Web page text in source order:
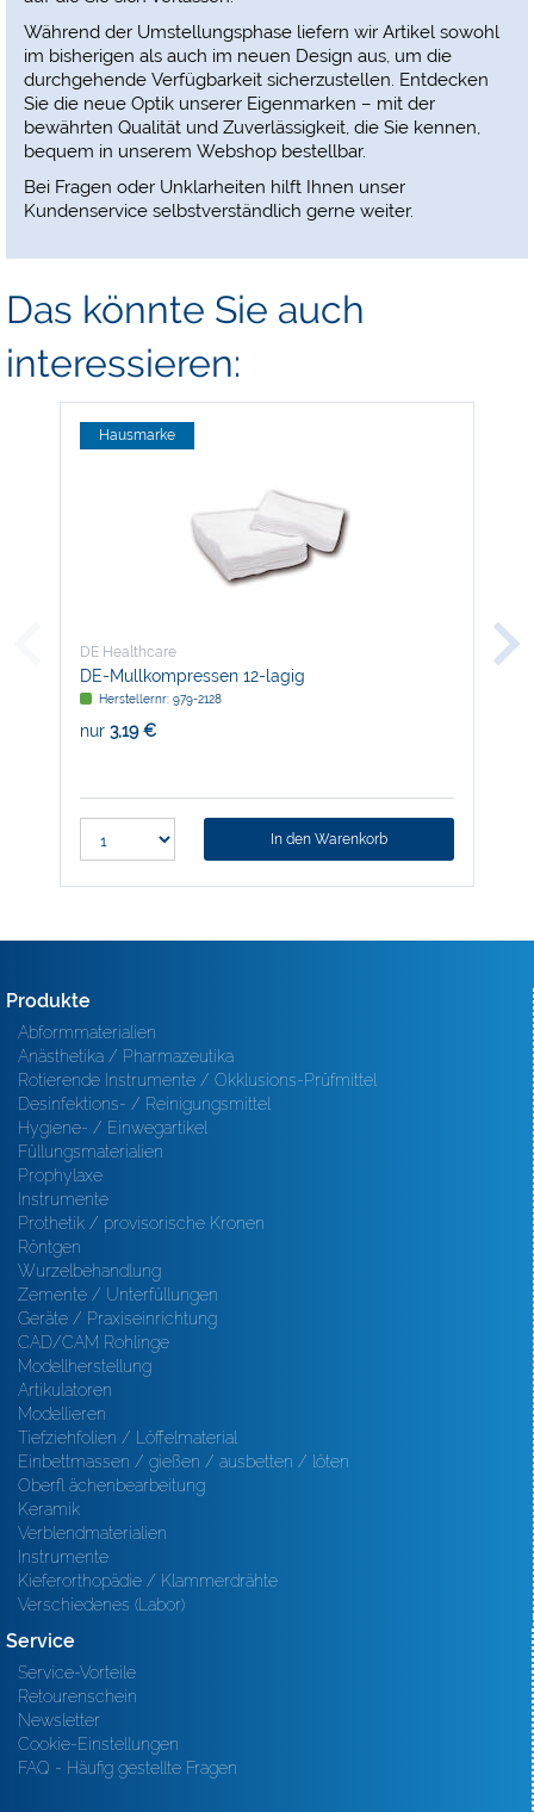
Während der Umstellungsphase liefern wir Artikel sowohl
im bisherigen als auch im neuen Design aus, um die
durchgehende Verfügbarkeit sicherzustellen. Entdecken
Sie die neue Optik unserer Eigenmarken – mit der
bewährten Qualität und Zuverlässigkeit, die Sie kennen,
bequem in unserem Webshop bestellbar.
Bei Fragen oder Unklarheiten hilft Ihnen unser
Kundenservice selbstverständlich gerne weiter.
Das könnte Sie auch
interessieren:
Hausmarke
DE Healthcare
DE-Mullkompressen 12-lagig
Herstellernr: 979-2128
nur 3,19 €
In den Warenkorb
DE
Produkte
Abformmaterialien
Anästhetika / Pharmazeutika
Rotierende Instrumente / Okklusions-Prüfmittel
Desinfektions- / Reinigungsmittel
Hygiene- / Einwegartikel
Füllungsmaterialien
Prophylaxe
Instrumente
Prothetik / provisorische Kronen
Röntgen
Wurzelbehandlung
Zemente / Unterfüllungen
Geräte / Praxiseinrichtung
CAD/CAM Rohlinge
Modellherstellung
Artikulatoren
Modellieren
Tiefziehfolien / Löffelmaterial
Einbettmassen / gießen / ausbetten / löten
Oberfl ächenbearbeitung
Keramik
Verblendmaterialien
Instrumente
Kieferorthopädie / Klammerdrähte
Verschiedenes (Labor)
Service
Service-Vorteile
Retourenschein
Newsletter
Cookie-Einstellungen
FAQ - Häufig gestellte Fragen